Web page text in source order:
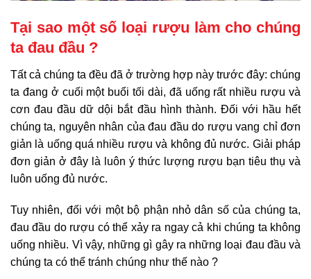
Tại sao một số loại rượu làm cho chúng
ta đau đầu ?
Tất cả chúng ta đều đã ở trường hợp này trước đây: chúng
ta đang ở cuối một buổi tối dài, đã uống rất nhiều rượu và
cơn đau đầu dữ dội bắt đầu hình thành. Đối với hầu hết
chúng ta, nguyên nhân của đau đầu do rượu vang chỉ đơn
giản là uống quá nhiều rượu và không đủ nước. Giải pháp
đơn giản ở đây là luôn ý thức lượng rượu bạn tiêu thụ và
luôn uống đủ nước.
Tuy nhiên, đối với một bộ phận nhỏ dân số của chúng ta,
đau đầu do rượu có thể xảy ra ngay cả khi chúng ta không
uống nhiều. Vì vậy, những gì gây ra những loại đau đầu và
chúng ta có thể tránh chúng như thế nào ?